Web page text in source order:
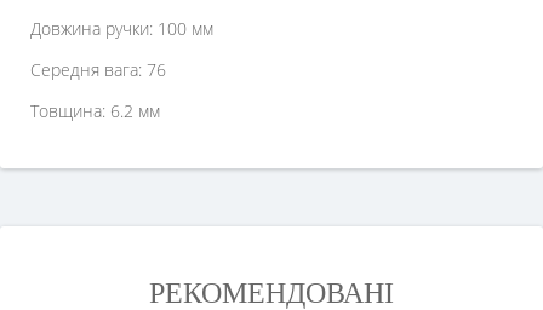
Довжина ручки: 100 мм
Середня вага: 76
Товщина: 6.2 мм
РЕКОМЕНДОВАНІ